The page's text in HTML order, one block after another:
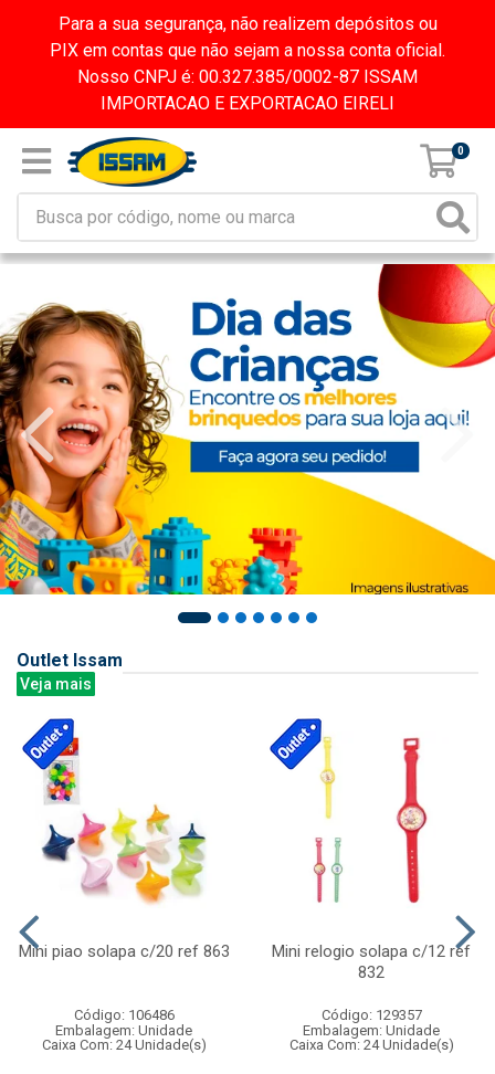
Para a sua segurança, não realizem depósitos ou
PIX em contas que não sejam a nossa conta oficial.
Nosso CNPJ é: 00.327.385/0002-87 ISSAM
IMPORTACAO E EXPORTACAO EIRELI
0
Outlet Issam
Veja mais
Mini piao solapa c/20 ref 863
Código: 106486
Embalagem: Unidade
Caixa Com: 24 Unidade(s)
Mini relogio solapa c/12 ref
832
Código: 129357
Embalagem: Unidade
Caixa Com: 24 Unidade(s)